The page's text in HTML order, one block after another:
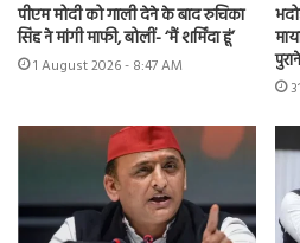
पीएम मोदी को गाली देने के बाद रुचिका
सिंह ने मांगी माफी, बोलीं- ‘मैं शर्मिंदा हूं’
1 August 2026 - 8:47 AM